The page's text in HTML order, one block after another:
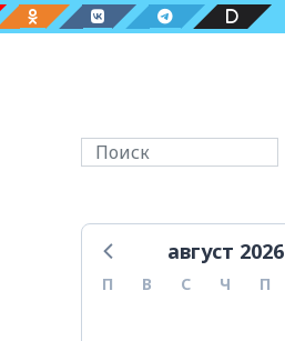
август 2026
П В С Ч П